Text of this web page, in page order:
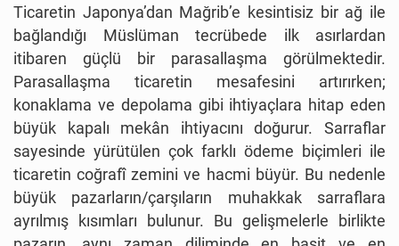
Ticaretin Japonya’dan Mağrib’e kesintisiz bir ağ ile
bağlandığı Müslüman tecrübede ilk asırlardan
itibaren güçlü bir parasallaşma görülmektedir.
Parasallaşma ticaretin mesafesini artırırken;
konaklama ve depolama gibi ihtiyaçlara hitap eden
büyük kapalı mekân ihtiyacını doğurur. Sarraflar
sayesinde yürütülen çok farklı ödeme biçimleri ile
ticaretin coğrafî zemini ve hacmi büyür. Bu nedenle
büyük pazarların/çarşıların muhakkak sarraflara
ayrılmış kısımları bulunur. Bu gelişmelerle birlikte